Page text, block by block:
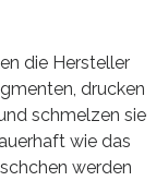
die Hersteller
drucken
schmelzen sie
wie das
werden